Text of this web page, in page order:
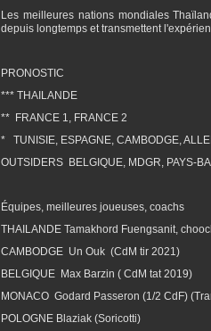
Les meilleures nations mondiales
depuis longtemps et transmettent
PRONOSTIC
*** THAILANDE
** FRANCE 1, FRANCE 2
* TUNISIE, ESPAGNE, CAMBODGE,
OUTSIDERS BELGIQUE, MDGR, PAYS-
Équipes, meilleures joueuses, coachs
THAILANDE Tamakhord Fuengsanit,
CAMBODGE Un Ouk (CdM tir 2021)
BELGIQUE Max Barzin ( CdM tat 2019)
MONACO Godard Passeron (1/2 CdF)
POLOGNE Blaziak (Soricotti)